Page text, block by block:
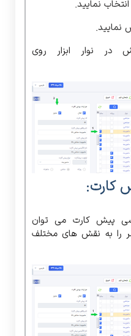
در نوار ابزار روی
کارت:
پیش کارت می توان
را به نقش های مختلف